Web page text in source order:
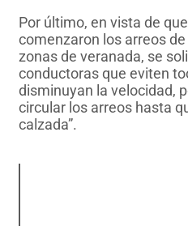
Por último, en vista de
comenzaron los arreos
zonas de veranada, se
conductoras que eviten
disminuyan la velocidad,
circular los arreos hasta
calzada”.